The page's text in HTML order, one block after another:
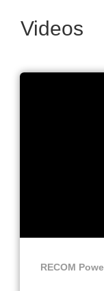
Videos
RECOM